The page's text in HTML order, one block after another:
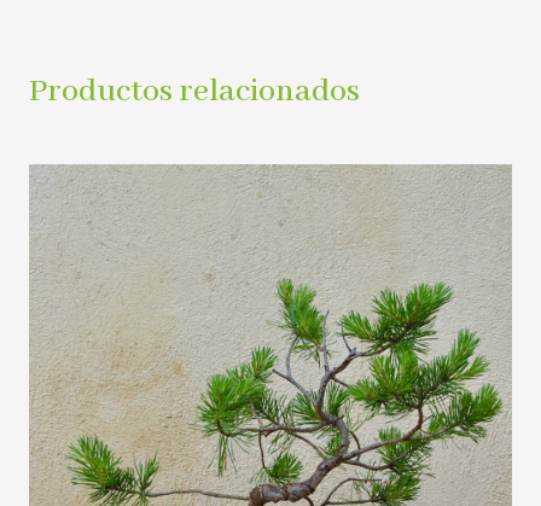
Productos relacionados